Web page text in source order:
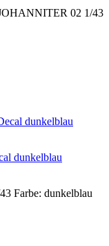
02 1/43
dunkelblau
Farbe: dunkelblau